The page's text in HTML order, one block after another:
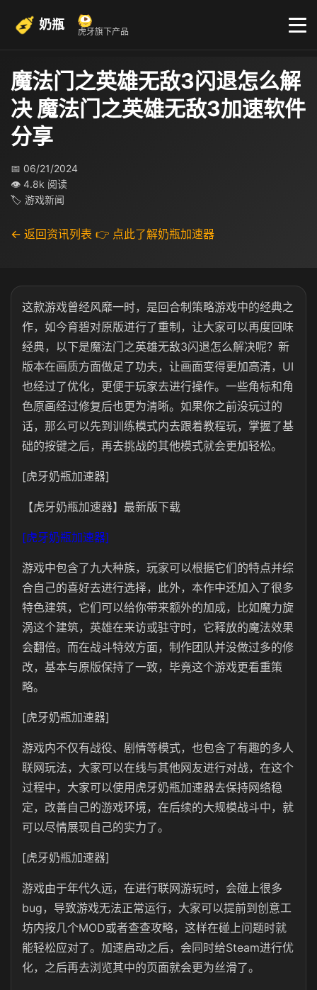
奶瓶 虎牙旗下产品
魔法门之英雄无敌3闪退怎么解
决 魔法门之英雄无敌3加速软件
分享
📅 06/21/2024
👁 4.8k 阅读
🏷 游戏新闻
← 返回资讯列表 👉 点此了解奶瓶加速器
这款游戏曾经风靡一时，是回合制策略游戏中的经典之
作，如今育碧对原版进行了重制，让大家可以再度回味
经典，以下是魔法门之英雄无敌3闪退怎么解决呢？新
版本在画质方面做足了功夫，让画面变得更加高清，UI
也经过了优化，更便于玩家去进行操作。一些角标和角
色原画经过修复后也更为清晰。如果你之前没玩过的
话，那么可以先到训练模式内去跟着教程玩，掌握了基
础的按键之后，再去挑战的其他模式就会更加轻松。
[虎牙奶瓶加速器]
【虎牙奶瓶加速器】最新版下载
[虎牙奶瓶加速器]
游戏中包含了九大种族，玩家可以根据它们的特点并综
合自己的喜好去进行选择，此外，本作中还加入了很多
特色建筑，它们可以给你带来额外的加成，比如魔力旋
涡这个建筑，英雄在来访或驻守时，它释放的魔法效果
会翻倍。而在战斗特效方面，制作团队并没做过多的修
改，基本与原版保持了一致，毕竟这个游戏更看重策
略。
[虎牙奶瓶加速器]
游戏内不仅有战役、剧情等模式，也包含了有趣的多人
联网玩法，大家可以在线与其他网友进行对战，在这个
过程中，大家可以使用虎牙奶瓶加速器去保持网络稳
定，改善自己的游戏环境，在后续的大规模战斗中，就
可以尽情展现自己的实力了。
[虎牙奶瓶加速器]
游戏由于年代久远，在进行联网游玩时，会碰上很多
bug，导致游戏无法正常运行，大家可以提前到创意工
坊内按几个MOD或者查查攻略，这样在碰上问题时就
能轻松应对了。加速启动之后，会同时给Steam进行优
化，之后再去浏览其中的页面就会更为丝滑了。